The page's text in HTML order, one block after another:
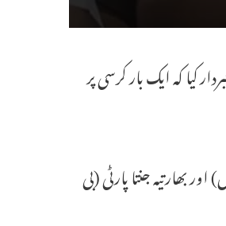
کیا کہ ایک بار کرسی پر
سمیتی (بی آر ایس) اور بھارتیہ جنتا پارٹی (بی